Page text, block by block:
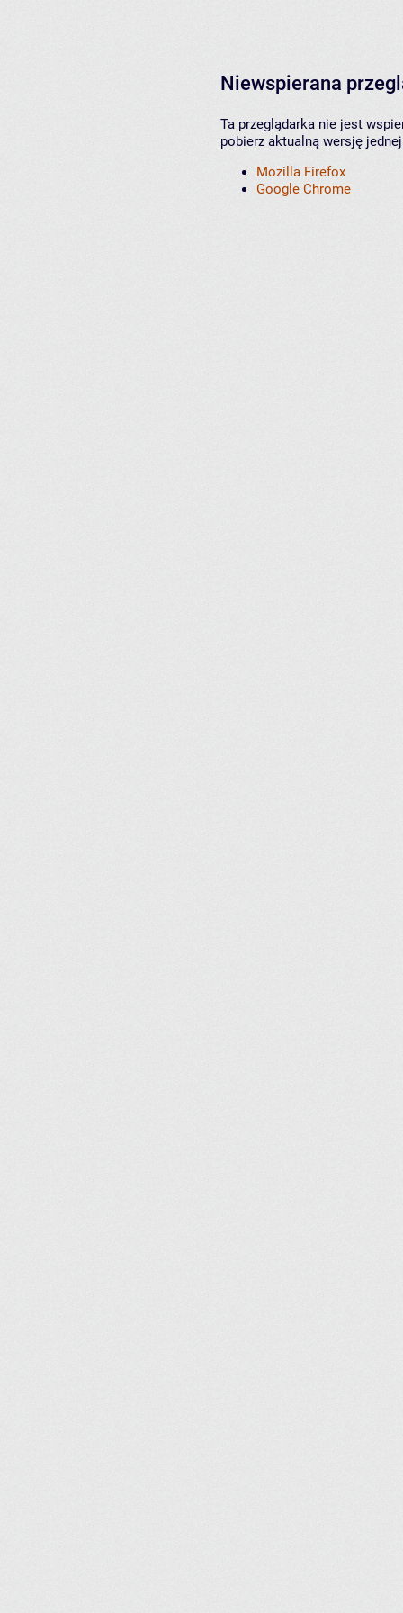
Niewspierana
Ta przeglądarka nie jest
pobierz aktualną wersję
Mozilla Firefox
Google Chrome